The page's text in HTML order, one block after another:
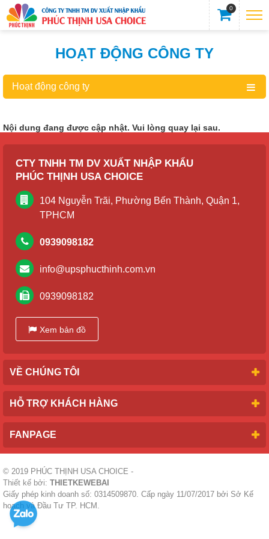
0
HOẠT ĐỘNG CÔNG TY
Hoạt động công ty
Nội dung đang được cập nhật. Vui lòng quay lại sau.
CTY TNHH TM DV XUẤT NHẬP KHẨU
PHÚC THỊNH USA CHOICE
104 Nguyễn Trãi, Phường Bến Thành, Quận 1,
TPHCM
0939098182
info@upsphucthinh.com.vn
0939098182
Xem bản đồ
VỀ CHÚNG TÔI
HỖ TRỢ KHÁCH HÀNG
FANPAGE
© 2019 PHÚC THỊNH USA CHOICE -
Thiết kế bởi: THIETKEWEBAI
Giấy phép kinh doanh số: 0314509870. Cấp ngày 11/07/2017 bởi Sở Kế
hoạch và Đầu Tư TP. HCM.